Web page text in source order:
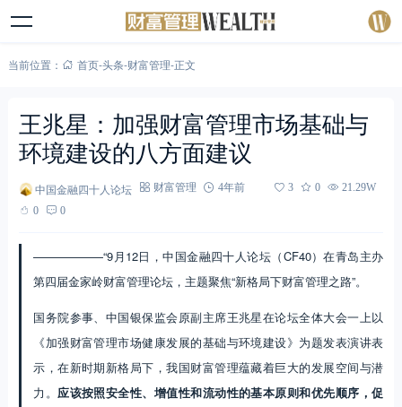
当前位置： 首页-头条-财富管理-正文
王兆星：加强财富管理市场基础与
环境建设的八方面建议
中国金融四十人论坛 财富管理 4年前 3 0
21.29W
0
0
——————“9月12日，中国金融四十人论坛（CF40）在青岛主办
第四届金家岭财富管理论坛，主题聚焦“新格局下财富管理之路”。
国务院参事、中国银保监会原副主席王兆星在论坛全体大会一上以
《加强财富管理市场健康发展的基础与环境建设》为题发表演讲表
示，在新时期新格局下，我国财富管理蕴藏着巨大的发展空间与潜
力。应该按照安全性、增值性和流动性的基本原则和优先顺序，促